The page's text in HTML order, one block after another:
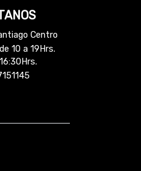
Centro
10 a 19Hrs.